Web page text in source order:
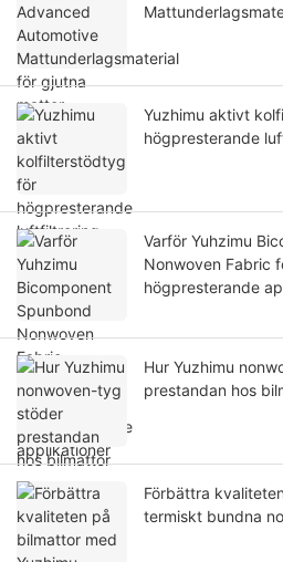
Yuzhimu aktivt
högpresterande
Varför Yuhzimu
Nonwoven Fabric
högpresterande
Hur Yuzhimu
prestandan hos
Förbättra
termiskt bundna